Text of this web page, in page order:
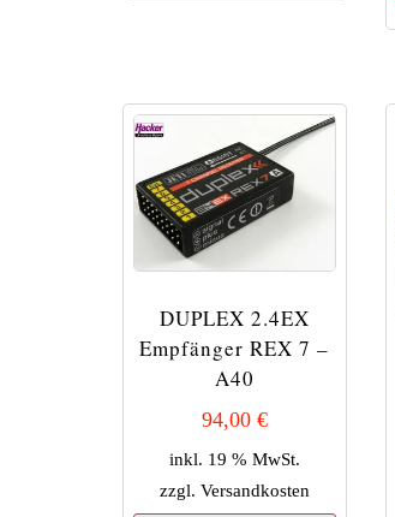
DUPLEX 2.4EX
Empfänger REX 7 –
A40
94,00 €
inkl. 19 % MwSt.
zzgl. Versandkosten